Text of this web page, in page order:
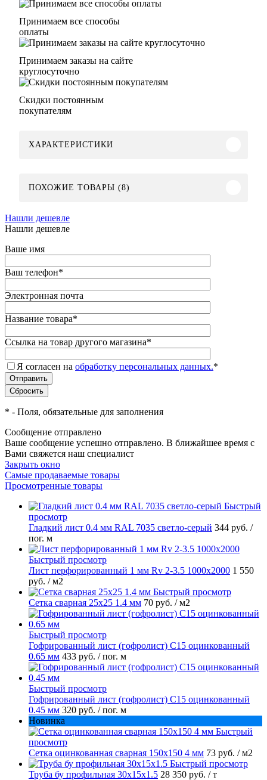
Принимаем все способы
оплаты
Принимаем заказы на сайте
круглосуточно
Скидки постоянным
покупателям
ХАРАКТЕРИСТИКИ
ПОХОЖИЕ ТОВАРЫ (8)
Нашли дешевле
Нашли дешевле
Ваше имя
Ваш телефон*
Электронная почта
Название товара*
Ссылка на товар другого магазина*
Я согласен на обработку персональных данных.*
* - Поля, обязательные для заполнения
Сообщение отправлено
Ваше сообщение успешно отправлено. В ближайшее время с
Вами свяжется наш специалист
Закрыть окно
Самые продаваемые товары
Просмотренные товары
Быстрый
просмотр
Гладкий лист 0.4 мм RAL 7035 светло-серый 344 руб. /
пог. м
Быстрый просмотр
Лист перфорированный 1 мм Rv 2-3.5 1000х2000 1 550
руб. / м2
Быстрый просмотр
Сетка сварная 25х25 1.4 мм 70 руб. / м2
Быстрый просмотр
Гофрированный лист (гофролист) С15 оцинкованный
0.65 мм 433 руб. / пог. м
Быстрый просмотр
Гофрированный лист (гофролист) С15 оцинкованный
0.45 мм 320 руб. / пог. м
Новинка
Быстрый
просмотр
Сетка оцинкованная сварная 150х150 4 мм 73 руб. / м2
Быстрый просмотр
Труба бу профильная 30х15х1.5 28 350 руб. / т